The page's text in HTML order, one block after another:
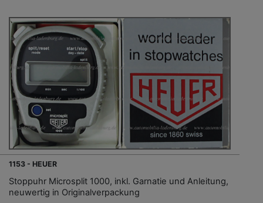
1153 - HEUER
Stoppuhr Microsplit 1000, inkl. Garnatie und Anleitung,
neuwertig in Originalverpackung